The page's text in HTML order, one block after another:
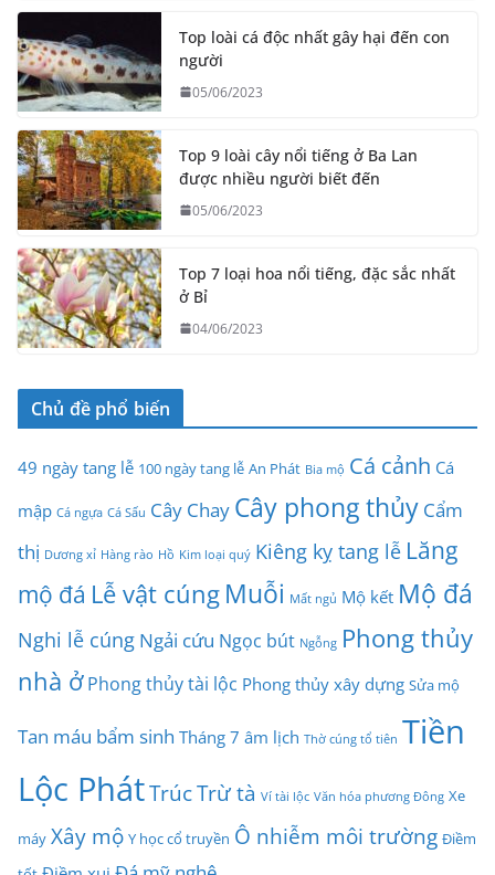
Top loài cá độc nhất gây hại đến con
người
05/06/2023
Top 9 loài cây nổi tiếng ở Ba Lan
được nhiều người biết đến
05/06/2023
Top 7 loại hoa nổi tiếng, đặc sắc nhất
ở Bỉ
04/06/2023
Chủ đề phổ biến
49 ngày tang lễ 100 ngày tang lễ An Phát Bia mộ Cá cảnh Cá
mập Cá ngựa Cá Sấu Cây Chay Cây phong thủy Cẩm
thị Dương xỉ Hàng rào Hồ Kim loại quý Kiêng kỵ tang lễ Lăng
mộ đá Lễ vật cúng Muỗi Mất ngủ Mộ kết Mộ đá
Nghi lễ cúng Ngải cứu Ngọc bút Ngỗng Phong thủy
nhà ở Phong thủy tài lộc Phong thủy xây dựng Sửa mộ
Tan máu bẩm sinh Tháng 7 âm lịch Thờ cúng tổ tiên Tiền
Lộc PhátTrúcTrừ tà Ví tài lộc Văn hóa phương Đông Xe
máy Xây mộ Y học cổ truyền Ô nhiễm môi trường Điềm